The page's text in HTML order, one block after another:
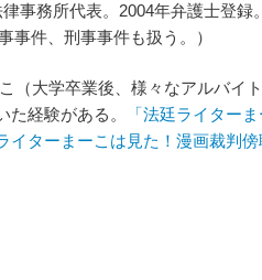
律事務所代表。2004年弁護士登録
事件、刑事事件も扱う。）
（大学卒業後、様々なアルバイ
経験がある。
「法廷ライター
イターまーこは見た！漫画裁判傍